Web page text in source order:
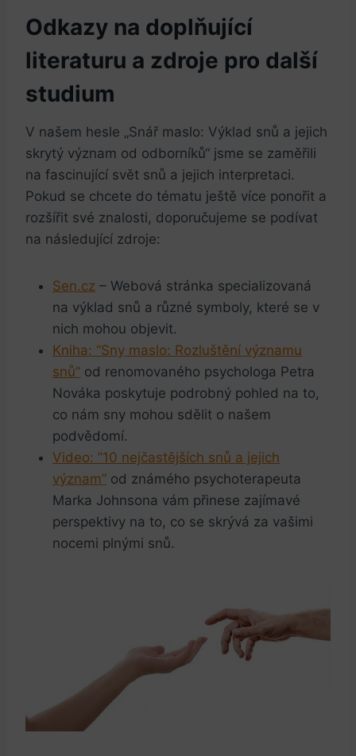
Odkazy ⁢na doplňující
literaturu a zdroje ‌pro ⁣další
studium
V našem ​hesle „Snář maslo: Výklad‍ snů a jejich
‌skrytý význam od odborníků“ jsme se zaměřili
na fascinující svět ⁣snů⁤ a⁢ jejich ‍interpretaci.
Pokud se chcete do ‌tématu ještě více ponořit​ a
rozšířit své znalosti, doporučujeme se podívat
na následující zdroje:
Sen.cz –‍ Webová stránka ‍specializovaná ​
na výklad snů a různé symboly, které se v
nich mohou objevit.
Kniha: “Sny maslo: Rozluštění významu
snů” ⁢od renomovaného psychologa Petra
Nováka‍ poskytuje‍ podrobný ⁤pohled na to,⁢
co nám⁤ sny mohou sdělit o našem
podvědomí.
Video: ‌”10 nejčastějších ​snů a‍ jejich
⁣význam” od známého psychoterapeuta
Marka ⁣Johnsona vám přinese zajímavé
perspektivy na to, co se skrývá‍ za vašimi
nocemi ⁣plnými snů.